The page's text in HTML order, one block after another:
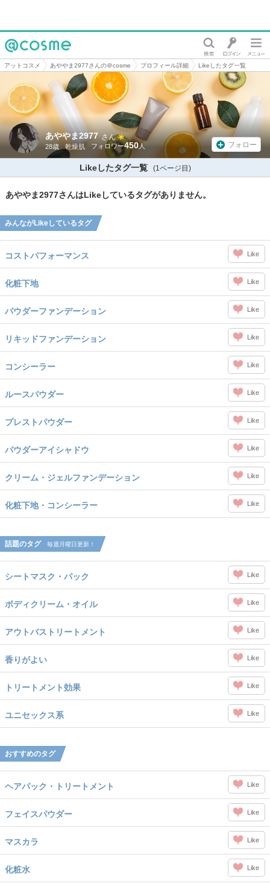
@cosme
アットコスメ あややま2977さんの＠cosme プロフィール詳細 Likeしたタグ一覧
あややま2977 さん
28歳 乾燥肌 450 フォロー
Likeしたタグ一覧 (1ページ目)
あややま2977さんはLikeしているタグがありません。
みんながLikeしているタグ
コストパフォーマンス Like
化粧下地 Like
パウダーファンデーション Like
リキッドファンデーション Like
コンシーラー Like
ルースパウダー Like
プレストパウダー Like
パウダーアイシャドウ Like
クリーム・ジェルファンデーション Like
化粧下地・コンシーラー Like
話題のタグ 毎週月曜日更新！
シートマスク・パック Like
ボディクリーム・オイル Like
アウトバストリートメント Like
香りがよい Like
トリートメント効果 Like
ユニセックス系 Like
おすすめのタグ
ヘアパック・トリートメント Like
フェイスパウダー Like
マスカラ Like
化粧水 Like